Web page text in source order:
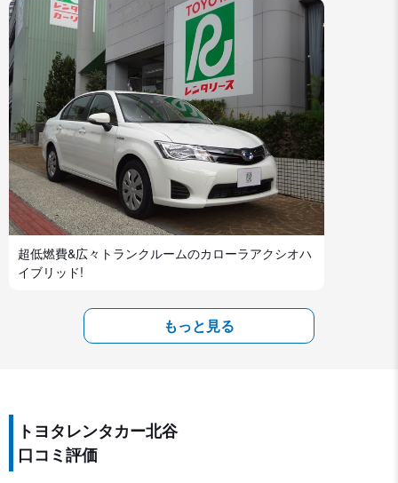
超低燃費&広々トランクルームのカローラアクシオハ
イブリッド!
もっと見る
トヨタレンタカー北谷
口コミ評価